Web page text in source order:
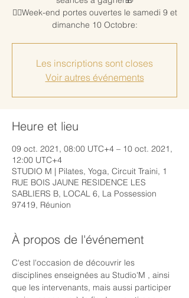
🧘‍♀️Week-end portes ouvertes le samedi 9 et
dimanche 10 Octobre:
Les inscriptions sont closes
Voir autres événements
Heure et lieu
09 oct. 2021, 08:00 UTC+4 – 10 oct. 2021,
12:00 UTC+4
STUDIO M | Pilates, Yoga, Circuit Traini, 1
RUE BOIS JAUNE RESIDENCE LES
SABLIERS B, LOCAL 6, La Possession
97419, Réunion
À propos de l'événement
C'est l'occasion de découvrir les
disciplines enseignées au Studio'M , ainsi
que les intervenants, mais aussi participer